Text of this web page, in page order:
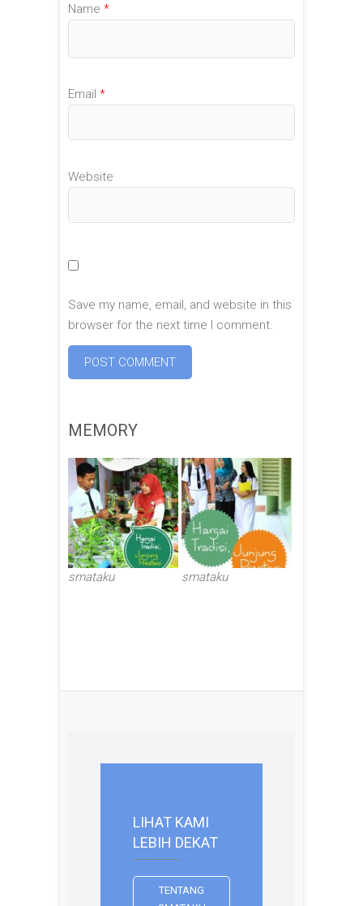
Name *
Email *
Website
Save my name, email, and website in this
browser for the next time I comment.
MEMORY
smataku smataku
LIHAT KAMI
LEBIH DEKAT
TENTANG